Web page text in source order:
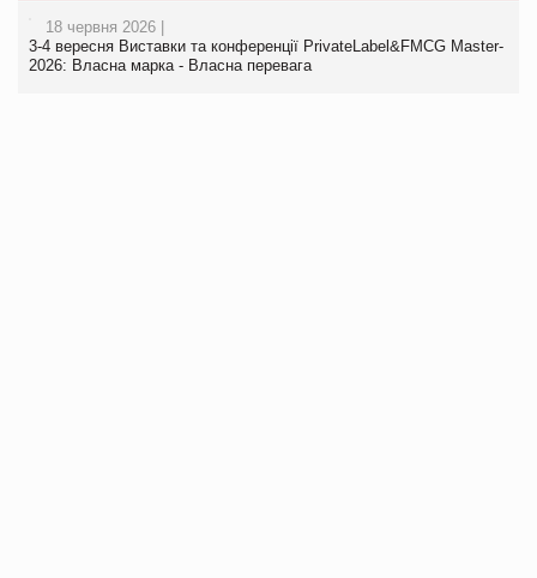
18 червня 2026 |
3-4 вересня Виставки та конференції PrivateLabel&FMCG Master-
2026: Власна марка - Власна перевага